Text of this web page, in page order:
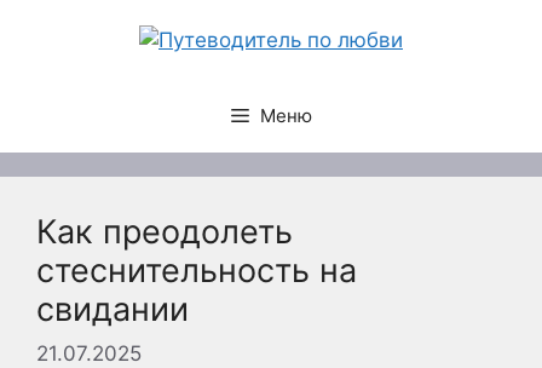
Меню
Как преодолеть
стеснительность на
свидании
21.07.2025